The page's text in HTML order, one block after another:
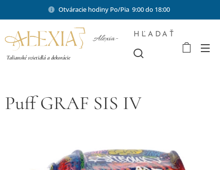
Otváracie hodiny Po/Pia 9:00 do 18:00
Alexia-
Talianské svietidlá a dekorácie
HĽADAŤ
Puff GRAF SIS IV